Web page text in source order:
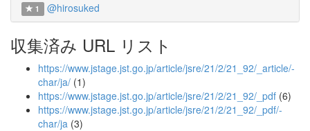
1 @hirosuked
収集済み URL リスト
https://www.jstage.jst.go.jp/article/jsre/21/2/21_92/_article/-
char/ja/ (1)
https://www.jstage.jst.go.jp/article/jsre/21/2/21_92/_pdf (6)
https://www.jstage.jst.go.jp/article/jsre/21/2/21_92/_pdf/-
char/ja (3)